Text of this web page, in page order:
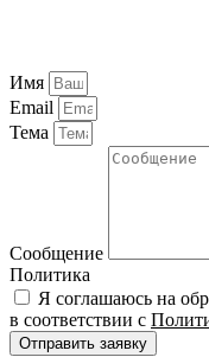
Имя
Email
Тема
Сообщение
Политика
Я соглашаюсь на
в соответствии с
Отправить заявку